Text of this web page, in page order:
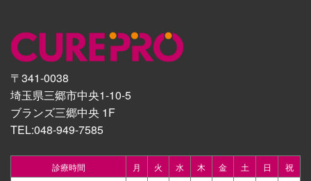
〒341-0038
埼玉県三郷市中央1-10-5
ブランズ三郷中央 1F
TEL:048-949-7585
診療時間 月 火 水 木 金 土 日 祝